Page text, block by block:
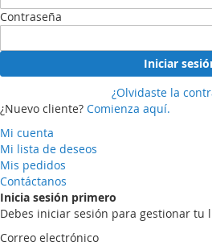
Contraseña
Iniciar
¿Olvidaste la
¿Nuevo cliente? Comienza aquí.
Mi cuenta
Mi lista de deseos
Mis pedidos
Contáctanos
Inicia sesión primero
Debes iniciar sesión para gestionar tu
Correo electrónico